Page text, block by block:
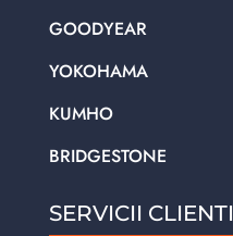
GOODYEAR
YOKOHAMA
KUMHO
BRIDGESTONE
SERVICII CLIENTI